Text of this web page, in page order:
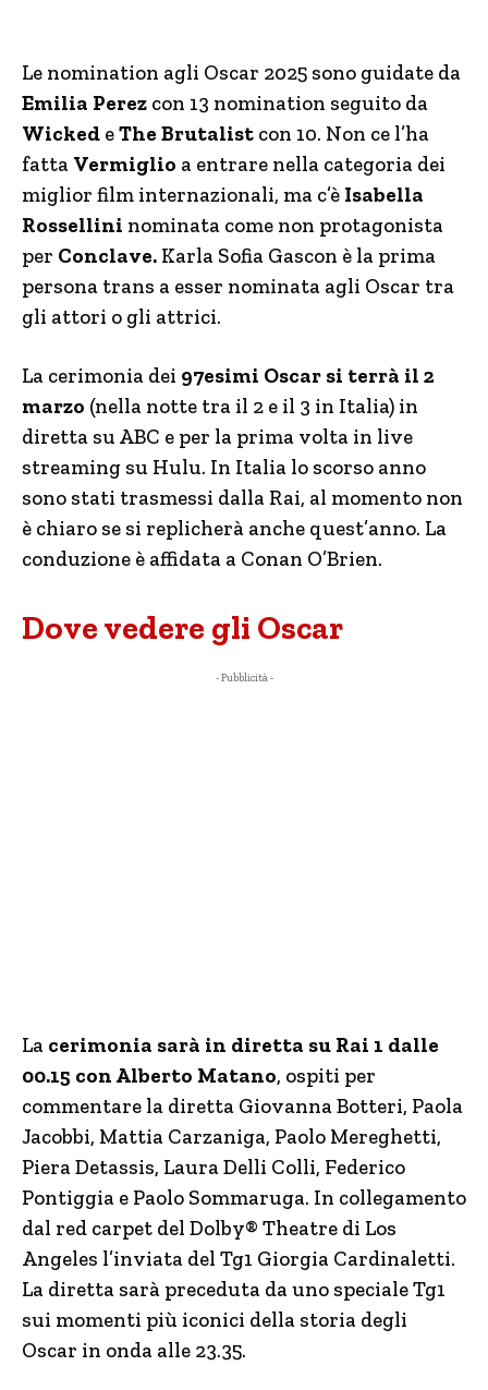
Le nomination agli Oscar 2025 sono guidate da
Emilia Perez con 13 nomination seguito da
Wicked eThe Brutalist con 10. Non ce l’ha
fatta Vermiglio a entrare nella categoria dei
miglior film internazionali, ma c’è Isabella
Rossellini nominata come non protagonista
per Conclave. Karla Sofia Gascon è la prima
persona trans a esser nominata agli Oscar tra
gli attori o gli attrici.
La cerimonia dei 97esimi Oscar si terrà il 2
marzo (nella notte tra il 2 e il 3 in Italia) in
diretta su ABC e per la prima volta in live
streaming su Hulu. In Italia lo scorso anno
sono stati trasmessi dalla Rai, al momento non
è chiaro se si replicherà anche quest’anno. La
conduzione è affidata a Conan O’Brien.
Dove vedere gli Oscar
- Pubblicità -
La cerimonia sarà in diretta su Rai 1 dalle
00.15 con Alberto Matano, ospiti per
commentare la diretta Giovanna Botteri, Paola
Jacobbi, Mattia Carzaniga, Paolo Mereghetti,
Piera Detassis, Laura Delli Colli, Federico
Pontiggia e Paolo Sommaruga. In collegamento
dal red carpet del Dolby® Theatre di Los
Angeles l’inviata del Tg1 Giorgia Cardinaletti.
La diretta sarà preceduta da uno speciale Tg1
sui momenti più iconici della storia degli
Oscar in onda alle 23.35.